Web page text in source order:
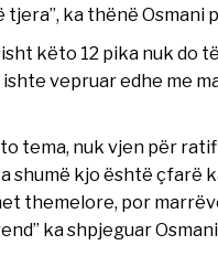
ka thënë Osmani
këto 12 pika nuk do
vepruar edhe me
tema, nuk vjen për
shumë kjo është çfarë
themelore, por
ka shpjeguar